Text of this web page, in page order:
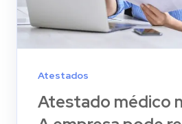
Atestados
Atestado médico